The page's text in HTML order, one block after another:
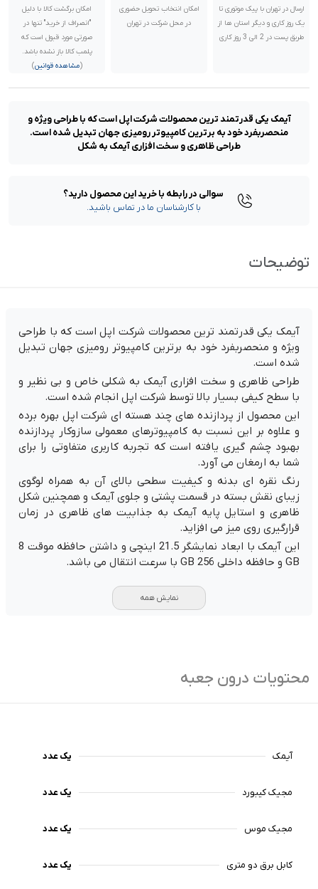
ارسال در تهران با پیک موتوری تا
یک روز کاری و دیگر استان ها از
طریق پست در 2 الی 3 روز کاری
امکان انتخاب تحویل حضوری
در محل شرکت در تهران
امکان برگشت کالا با دلیل
"انصراف از خرید" تنها در
صورتی مورد قبول است که
پلمب کالا باز نشده باشد.
(مشاهده قوانین)
آیمک یکی قدرتمند ترین محصولات شرکت اپل است که با طراحی ویژه و
منحصربفرد خود به برترین کامپیوتر رومیزی جهان تبدیل شده است.
طراحی ظاهری و سخت افزاری آیمک به شکل
سوالی در رابطه با خرید این محصول دارید؟
با کارشناسان ما در تماس باشید.
توضیحات
آیمک یکی قدرتمند ترین محصولات شرکت اپل است که با طراحی
ویژه و منحصربفرد خود به برترین کامپیوتر رومیزی جهان تبدیل
شده است.
طراحی ظاهری و سخت افزاری آیمک به شکلی خاص و بی نظیر و
با سطح کیفی بسیار بالا توسط شرکت اپل انجام شده است.
این محصول از پردازنده های چند هسته ای شرکت اپل بهره برده
و علاوه بر این نسبت به کامپیوترهای معمولی سازوکار پردازنده
بهبود چشم گیری یافته است که تجربه کاربری متفاوتی را برای
شما به ارمغان می آورد.
رنگ نقره ای بدنه و کیفیت سطحی بالای آن به همراه لوگوی
زیبای نقش بسته در قسمت پشتی و جلوی آیمک و همچنین شکل
ظاهری و استایل پایه آیمک به جذابیت های ظاهری در زمان
قرارگیری روی میز می افزاید.
این آیمک با ابعاد نمایشگر 21.5 اینچی و داشتن حافظه موقت 8
GB و حافظه داخلی 256 GB با سرعت انتقال می باشد.
نمایش همه
محتویات درون جعبه
آیمک یک عدد
مجیک کیبورد یک عدد
مجیک موس یک عدد
کابل برق دو متری یک عدد